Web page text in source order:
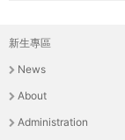
培
養
具
國
r
e
主
選
單
新生專區
News
About
Administration